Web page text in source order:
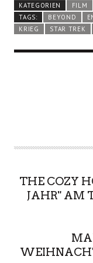
KATEGORIEN
FILM
TAGS:
BEYOND
KRIEG
STAR TREK
THE COZY
JAHR" AM